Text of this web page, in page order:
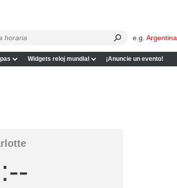
e.g. Argentina
Widgets reloj mundial ¡Anuncie un evento!